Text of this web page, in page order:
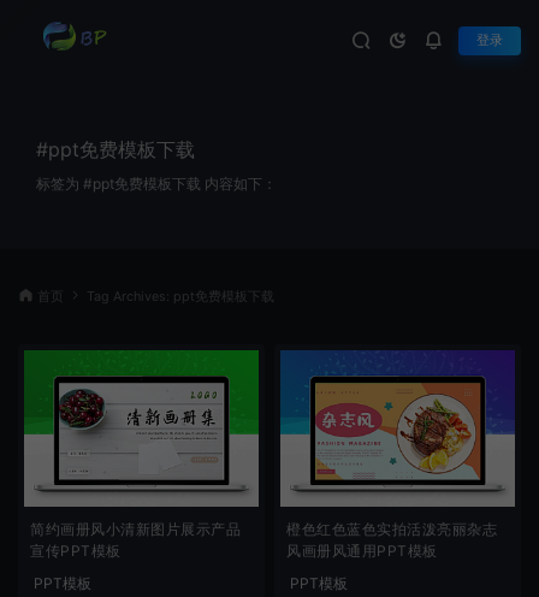
登录
#ppt免费模板下载
标签为 #ppt免费模板下载 内容如下：
首页 Tag Archives: ppt免费模板下载
简约画册风小清新图片展示产品
宣传PPT模板
PPT模板
橙色红色蓝色实拍活泼亮丽杂志
风画册风通用PPT模板
PPT模板